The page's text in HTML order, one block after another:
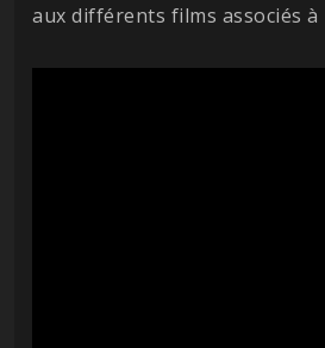
aux différents films associés à